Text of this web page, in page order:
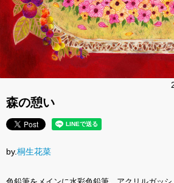
森の憩い
by.桐生花菜